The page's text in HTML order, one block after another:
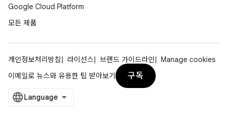
Google Cloud Platform
모든 제품
개인정보처리방침 라이선스 브랜드 가이드라인
Manage cookies
이메일로 뉴스와 유용한 팁 받아보기
구독